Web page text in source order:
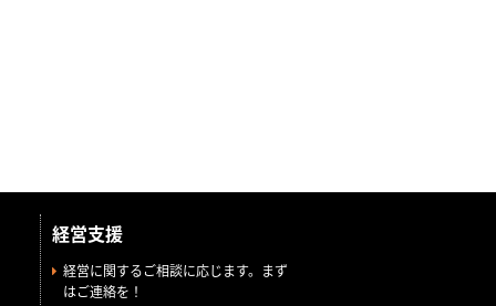
経営支援
経営に関するご相談に応じます。まず
はご連絡を！